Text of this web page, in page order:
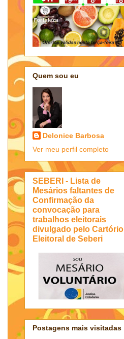
Quem sou eu
Delonice Barbosa
Ver meu perfil completo
SEBERI - Lista de
Mesários faltantes de
Confirmação da
convocação para
trabalhos eleitorais
divulgado pelo Cartório
Eleitoral de Seberi
Postagens mais visitadas